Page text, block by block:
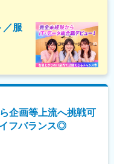
／服
企画等上流へ挑戦可
フバランス◎